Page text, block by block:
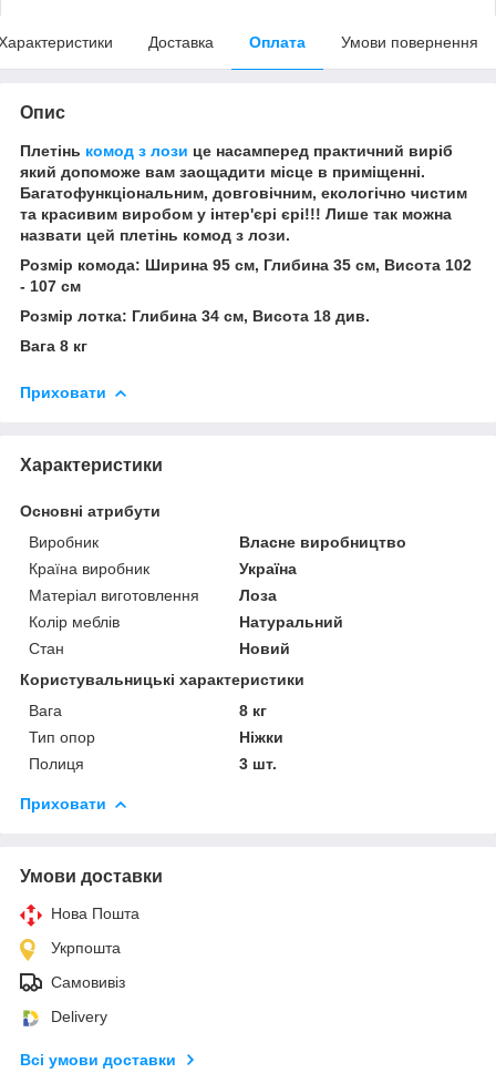
Доставка Оплата Умови повернення
Опис
Плетінь комод з лози це насамперед практичний виріб
який допоможе вам заощадити місце в приміщенні.
Багатофункціональним, довговічним, екологічно чистим
та красивим виробом у інтер'єрі єрі!!! Лише так можна
назвати цей плетінь комод з лози.
Розмір комода: Ширина 95 см, Глибина 35 см, Висота 102
- 107 см
Розмір лотка: Глибина 34 см, Висота 18 див.
Вага 8 кг
Приховати
Характеристики
Основні атрибути
Виробник
Власне виробництво
Країна виробник
Україна
Матеріал виготовлення
Лоза
Колір меблів
Натуральний
Стан
Новий
Користувальницькі характеристики
Вага
8 кг
Тип опор
Ніжки
Полиця
3 шт.
Приховати
Умови доставки
Нова Пошта
Укрпошта
Самовивіз
Delivery
Всі умови доставки